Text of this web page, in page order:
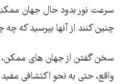
سرعت نور بدود حال جهان ممکنی
چنین کنند از آنها بپرسید که چه
سخن گفتن از جهان های ممکن،
واقع، حتی به نحو اکتشافی